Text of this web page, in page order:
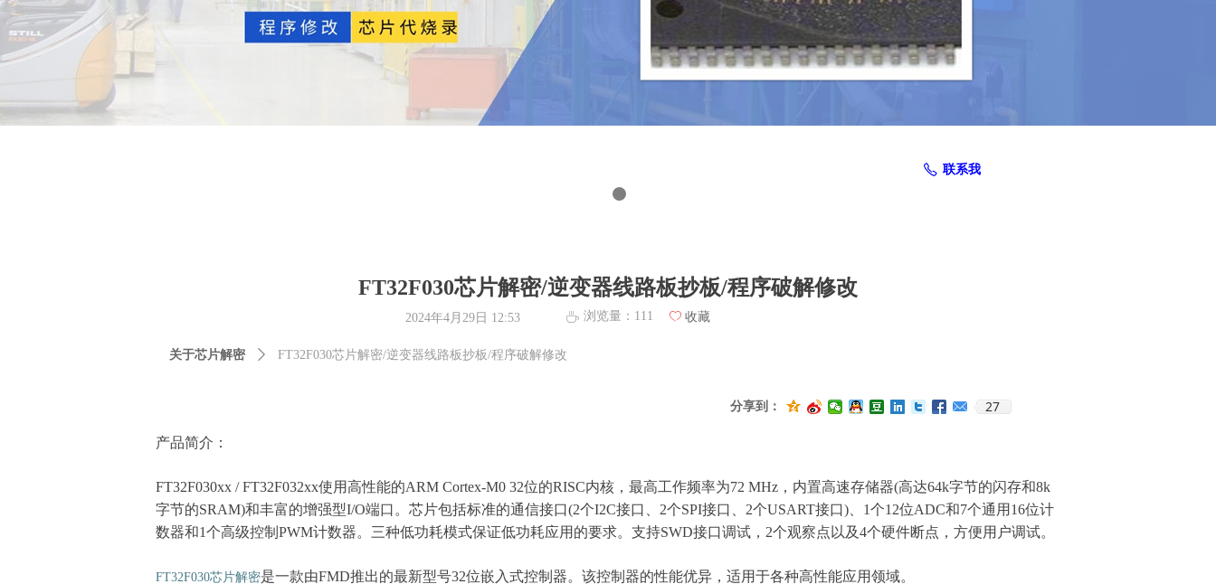
ꂅ 联系我
FT32F030芯片解密/逆变器线路板抄板/程序破解修改
产品简介：
FT32F030xx / FT32F032xx使用高性能的ARM Cortex-M0 32位的RISC内核，最高工作频率为72 MHz，内置高速存储器(高达64k字节的闪存和8k
字节的SRAM)和丰富的增强型I/O端口。芯片包括标准的通信接口(2个I2C接口、2个SPI接口、2个USART接口)、1个12位ADC和7个通用16位计
数器和1个高级控制PWM计数器。三种低功耗模式保证低功耗应用的要求。支持SWD接口调试，2个观察点以及4个硬件断点，方便用户调试。
FT32F030芯片解密是一款由FMD推出的最新型号32位嵌入式控制器。该控制器的性能优异，适用于各种高性能应用领域。
2024年4月29日 12:53 ꄘ 浏览量： 111 ꄀ 收藏
分享到： 27
关于芯片解密 ꄲ FT32F030芯片解密/逆变器线路板抄板/程序破解修改